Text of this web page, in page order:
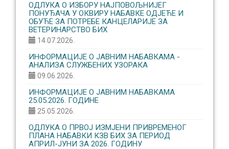
ОДЛУКА О ИЗБОРУ НАЈПОВОЉНИЈЕГ
ПОНУЂАЧА У ОКВИРУ НАБАВКЕ ОДЈЕЋЕ И
ОБУЋЕ ЗА ПОТРЕБЕ КАНЦЕЛАРИЈЕ ЗА
ВЕТЕРИНАРСТВО БИХ
14.07.2026.
ИНФОРМАЦИЈЕ О ЈАВНИМ НАБАВКАМА -
АНАЛИЗА СЛУЖБЕНИХ УЗОРАКА
09.06.2026.
ИНФОРМАЦИЈЕ О ЈАВНИМ НАБАВКАМА
25.05.2026. ГОДИНЕ
25.05.2026.
ОДЛУКА О ПРВОЈ ИЗМЈЕНИ ПРИВРЕМЕНОГ
ПЛАНА НАБАВКИ КЗВ БИХ ЗА ПЕРИОД
АПРИЛ-ЈУНИ ЗА 2026. ГОДИНУ